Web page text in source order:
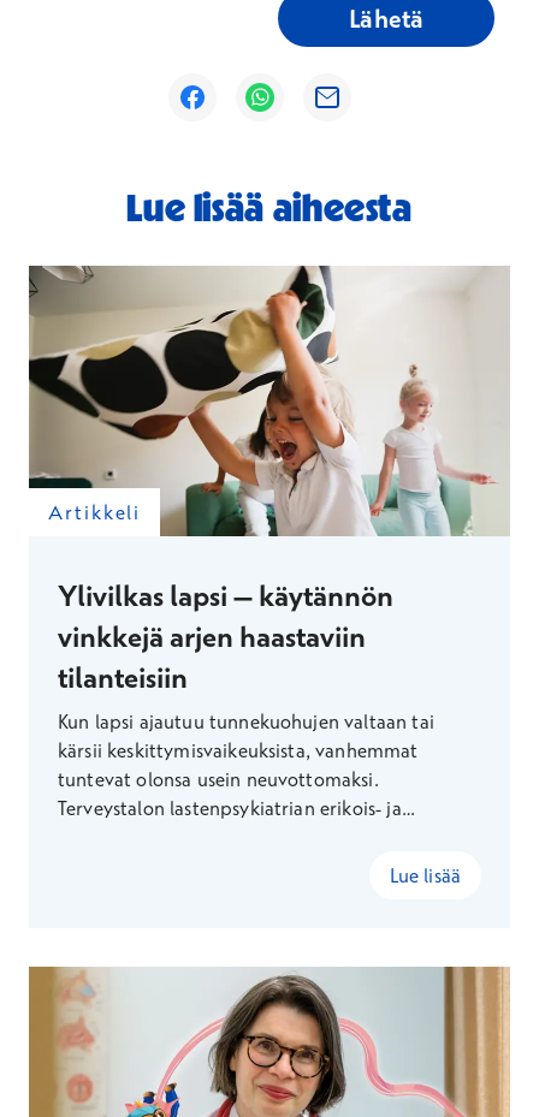
Lähetä
Avautuu uuteen ikkunaan
Avautuu uuteen ikkunaan
Avautuu uuteen ikkunaan
Lue lisää aiheesta
Artikkeli
Ylivilkas lapsi – käytännön
vinkkejä arjen haastaviin
tilanteisiin
Kun lapsi ajautuu tunnekuohujen valtaan tai
kärsii keskittymisvaikeuksista, vanhemmat
tuntevat olonsa usein neuvottomaksi.
Terveystalon lastenpsykiatrian erikois- ja
muutokset voivat helpottaa perheiden arkea.
Lue lisää